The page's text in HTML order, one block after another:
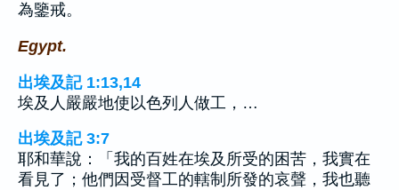
為鑒戒。
Egypt.
出埃及記 1:13,14
埃及人嚴嚴地使以色列人做工，…
出埃及記 3:7
耶和華說：「我的百姓在埃及所受的困苦，我實在
看見了；他們因受督工的轄制所發的哀聲，我也聽